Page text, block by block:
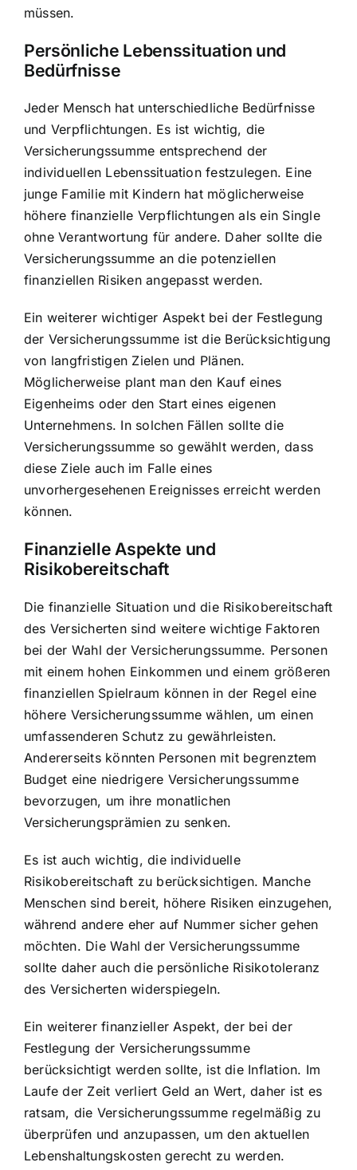
müssen.
Persönliche Lebenssituation und
Bedürfnisse
Jeder Mensch hat unterschiedliche Bedürfnisse
und Verpflichtungen. Es ist wichtig, die
Versicherungssumme entsprechend der
individuellen Lebenssituation festzulegen. Eine
junge Familie mit Kindern hat möglicherweise
höhere finanzielle Verpflichtungen als ein Single
ohne Verantwortung für andere. Daher sollte die
Versicherungssumme an die potenziellen
finanziellen Risiken angepasst werden.
Ein weiterer wichtiger Aspekt bei der Festlegung
der Versicherungssumme ist die Berücksichtigung
von langfristigen Zielen und Plänen.
Möglicherweise plant man den Kauf eines
Eigenheims oder den Start eines eigenen
Unternehmens. In solchen Fällen sollte die
Versicherungssumme so gewählt werden, dass
diese Ziele auch im Falle eines
unvorhergesehenen Ereignisses erreicht werden
können.
Finanzielle Aspekte und
Risikobereitschaft
Die finanzielle Situation und die Risikobereitschaft
des Versicherten sind weitere wichtige Faktoren
bei der Wahl der Versicherungssumme. Personen
mit einem hohen Einkommen und einem größeren
finanziellen Spielraum können in der Regel eine
höhere Versicherungssumme wählen, um einen
umfassenderen Schutz zu gewährleisten.
Andererseits könnten Personen mit begrenztem
Budget eine niedrigere Versicherungssumme
bevorzugen, um ihre monatlichen
Versicherungsprämien zu senken.
Es ist auch wichtig, die individuelle
Risikobereitschaft zu berücksichtigen. Manche
Menschen sind bereit, höhere Risiken einzugehen,
während andere eher auf Nummer sicher gehen
möchten. Die Wahl der Versicherungssumme
sollte daher auch die persönliche Risikotoleranz
des Versicherten widerspiegeln.
Ein weiterer finanzieller Aspekt, der bei der
Festlegung der Versicherungssumme
berücksichtigt werden sollte, ist die Inflation. Im
Laufe der Zeit verliert Geld an Wert, daher ist es
ratsam, die Versicherungssumme regelmäßig zu
überprüfen und anzupassen, um den aktuellen
Lebenshaltungskosten gerecht zu werden.